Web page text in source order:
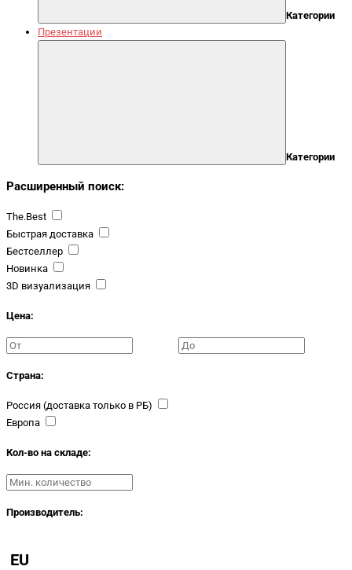
Категории
Презентации
Категории
Расширенный поиск:
The.Best
Быстрая доставка
Бестселлер
Новинка
3D визуализация
Цена:
Страна:
Россия (доставка только в РБ)
Европа
Кол-во на складе:
Производитель:
EU